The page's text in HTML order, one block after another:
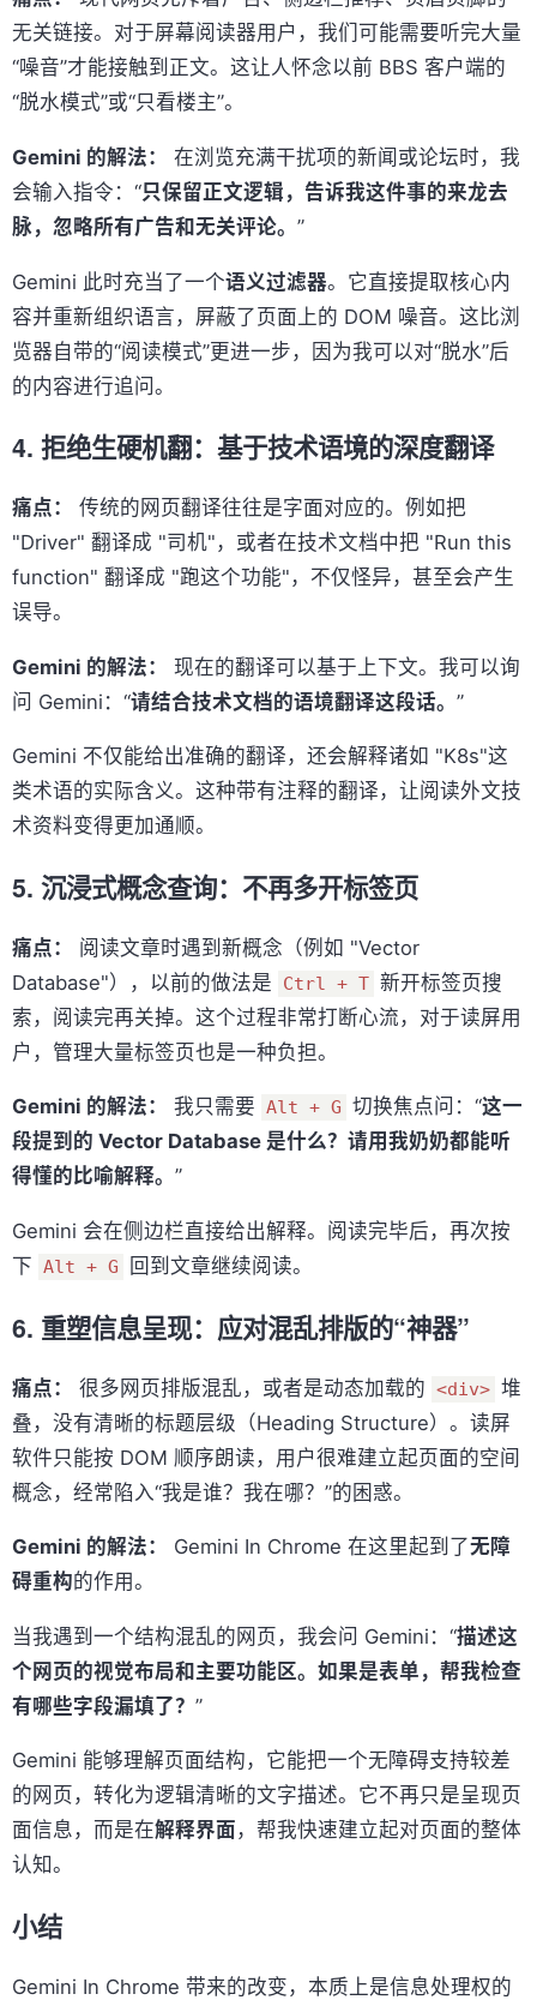
无关链接。对于屏幕阅读器用户，我们可能需要听完大量
“噪音”才能接触到正文。这让人怀念以前 BBS 客户端的
“脱水模式”或“只看楼主”。
Gemini 的解法：
在浏览充满干扰项的新闻或论坛时，我
会输入指令：“只保留正文逻辑，告诉我这件事的来龙去
脉，忽略所有广告和无关评论。 ”
Gemini 此时充当了一个语义过滤器。它直接提取核心内
容并重新组织语言，屏蔽了页面上的 DOM 噪音。这比浏
览器自带的“阅读模式”更进一步，因为我可以对“脱水”后
的内容进行追问。
4. 拒绝生硬机翻：基于技术语境的深度翻译
痛点：
传统的网页翻译往往是字面对应的。例如把
"Driver" 翻译成 "司机"，或者在技术文档中把 "Run this
function" 翻译成 "跑这个功能"，不仅怪异，甚至会产生
误导。
Gemini 的解法：
现在的翻译可以基于上下文。我可以询
问 Gemini：“请结合技术文档的语境翻译这段话。 ”
Gemini 不仅能给出准确的翻译，还会解释诸如 "K8s"这
类术语的实际含义。这种带有注释的翻译，让阅读外文技
术资料变得更加通顺。
5. 沉浸式概念查询：不再多开标签页
痛点：
阅读文章时遇到新概念（例如 "Vector
Database"），以前的做法是
Ctrl + T 新开标签页搜
索，阅读完再关掉。这个过程非常打断心流，对于读屏用
户，管理大量标签页也是一种负担。
Gemini 的解法： 我只需要 Alt + G 切换焦点问：“这一
段提到的 Vector Database 是什么？请用我奶奶都能听
得懂的比喻解释。 ”
Gemini 会在侧边栏直接给出解释。阅读完毕后，再次按
下 Alt + G 回到文章继续阅读。
6. 重塑信息呈现：应对混乱排版的“神器”
痛点： 很多网页排版混乱，或者是动态加载的 <div> 堆
叠，没有清晰的标题层级（Heading Structure）。读屏
软件只能按 DOM 顺序朗读，用户很难建立起页面的空间
概念，经常陷入“我是谁？我在哪？”的困惑。
Gemini 的解法： Gemini In Chrome 在这里起到了无障
碍重构的作用。
当我遇到一个结构混乱的网页，我会问 Gemini：“描述这
个网页的视觉布局和主要功能区。如果是表单，帮我检查
有哪些字段漏填了？ ”
Gemini 能够理解页面结构，它能把一个无障碍支持较差
的网页，转化为逻辑清晰的文字描述。它不再只是呈现页
面信息，而是在解释界面 ，帮我快速建立起对页面的整体
认知。
小结
Gemini In Chrome 带来的改变，本质上是信息处理权的